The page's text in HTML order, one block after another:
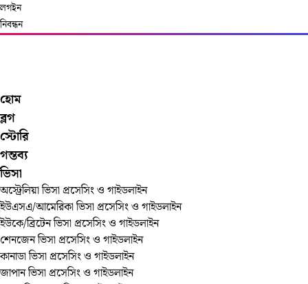
লগইন
নিবন্ধন
হোম
ব্লগ
স্টোরি
গন্তব্য
ভিসা
অস্ট্রেলিয়া ভিসা প্রসেসিং ও গাইডলাইন
ইউএসএ/আমেরিকা ভিসা প্রসেসিং ও গাইডলাইন
ইউকে/ব্রিটেন ভিসা প্রসেসিং ও গাইডলাইন
শেনজেন ভিসা প্রসেসিং ও গাইডলাইন
কানাডা ভিসা প্রসেসিং ও গাইডলাইন
জাপান ভিসা প্রসেসিং ও গাইডলাইন